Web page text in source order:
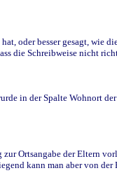
oder besser gesagt, wie
die Schreibweise nicht
in der Spalte Wohnort
Ortsangabe der Eltern
kann man aber von der